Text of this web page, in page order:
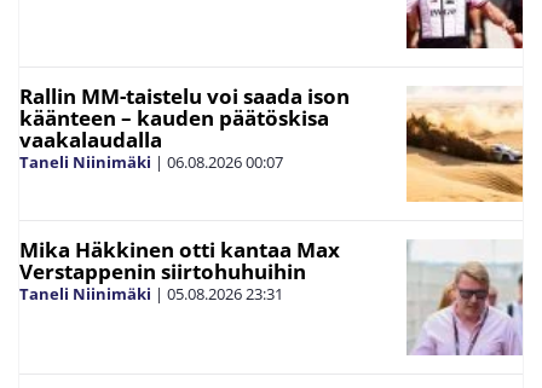
Rallin MM-taistelu voi saada ison
käänteen – kauden päätöskisa
vaakalaudalla
Taneli Niinimäki | 06.08.202600:07
Mika Häkkinen otti kantaa Max
Verstappenin siirtohuhuihin
Taneli Niinimäki | 05.08.202623:31